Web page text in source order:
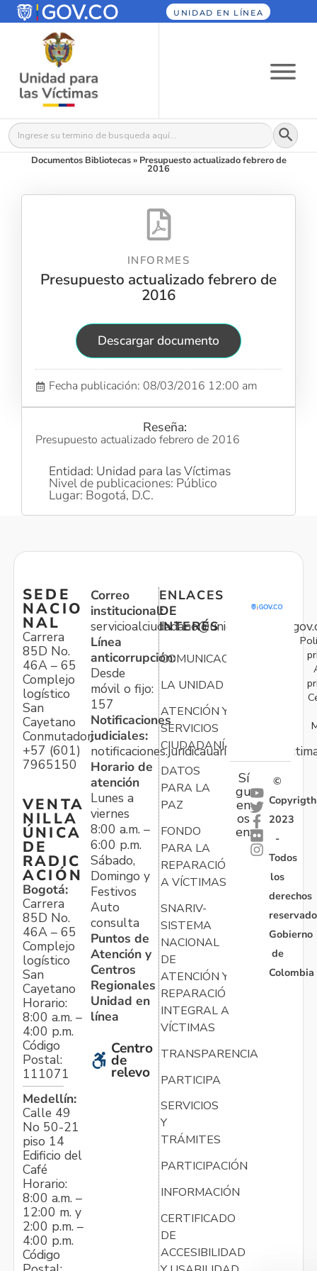
UNIDAD EN LÍNEA
Buscar: Botón
Documentos Bibliotecas» Presupuesto actualizado febrero de
2016
INFORMES
Presupuesto actualizado febrero de
2016
Descargar documento
Fecha publicación: 08/03/2016 12:00 am
Reseña:
Presupuesto actualizado febrero de 2016
Entidad: Unidad para las Víctimas
Nivel de publicaciones: Público
Lugar: Bogotá, D.C.
SEDE
NACIO
NAL
Carrera
85D No.
46A – 65
Complejo
logístico
San
Cayetano
Conmutador:
+57 (601)
7965150
VENTA
NILLA
ÚNICA
DE
RADIC
ACIÓN
Bogotá:
Carrera
85D No.
46A – 65
Complejo
logístico
San
Cayetano
Horario:
8:00 a.m. –
4:00 p.m.
Código
Postal:
111071
Medellín:
Calle 49
No 50-21
piso 14
Edificio del
Café
Horario:
8:00 a.m. –
12:00 m. y
2:00 p.m. –
4:00 p.m.
Código
Correo
institucional:
Línea
anticorrupción:
Desde
móvil o fijo:
157
Notificaciones
judiciales:
Horario de
atención
Lunes a
viernes
8:00 a.m. –
6:00 p.m.
Sábado,
Domingo y
Festivos
Auto
consulta
Puntos de
Atención y
Centros
Regionales
Unidad en
línea
Centro
de
relevo
ENLACES
DE
INTERÉS
COMUNICACIONES
LA UNIDAD
ATENCIÓN Y
SERVICIOS
CIUDADANÍA
DATOS
PARA LA
PAZ
FONDO
PARA LA
REPARACIÓN
A VÍCTIMAS
SNARIV-
SISTEMA
NACIONAL
DE
ATENCIÓN Y
REPARACIÓN
INTEGRAL A
VÍCTIMAS
TRANSPARENCIA
PARTICIPA
SERVICIOS
Y
TRÁMITES
PARTICIPACIÓN
INFORMACIÓN
CERTIFICADO
DE
ACCESIBILIDAD
Sí
gu
en
os
en:
©
Copyrigth
2023
-
Todos
los
derechos
Gobierno
de
Colombia